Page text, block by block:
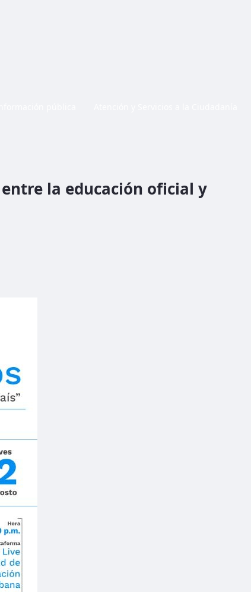
la educación oficial y